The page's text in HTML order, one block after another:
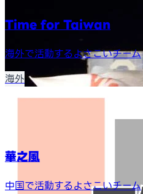
Time for Taiwan
海外で活動するよさこいチーム
海外
華之風
中国で活動するよさこいチーム